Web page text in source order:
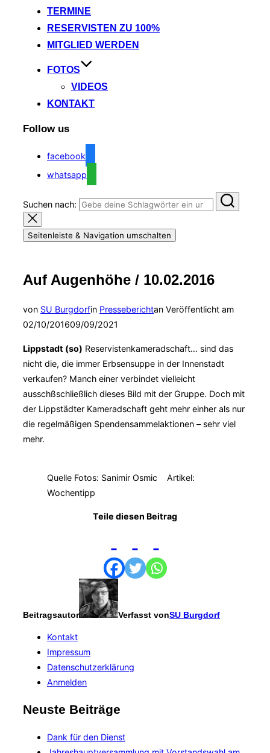
TERMINE
RESERVISTEN ZU 100%
MITGLIED WERDEN
FOTOS
VIDEOS
KONTAKT
Follow us
facebook
whatsapp
Suchen nach:
Seitenleiste & Navigation umschalten
Auf Augenhöhe / 10.02.2016
von SU Burgdorfin Presseberichtan Veröffentlicht am
02/10/201609/09/2021
Lippstadt (so) Reservistenkameradschaft… sind das
nicht die, die immer Erbsensuppe in der Innenstadt
verkaufen? Manch einer verbindet vielleicht
ausschßschließlich dieses Bild mit der Gruppe. Doch mit
der Lippstädter Kameradschaft geht mehr einher als nur
die regelmäßigen Spendensammelaktionen – sehr viel
mehr.
Quelle Fotos: Sanimir Osmic Artikel:
Wochentipp
Teile diesen Beitrag
Beitragsautor Verfasst vonSU Burgdorf
Kontakt
Impressum
Datenschutzerklärung
Anmelden
Neuste Beiträge
Dank für den Dienst